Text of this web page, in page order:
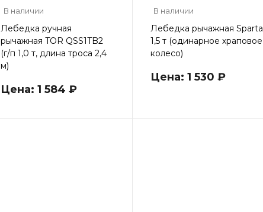
В наличии
Лебедка ручная
рычажная TOR QSS1TB2
(г/п 1,0 т, длина троса 2,4
м)
Цена: 1 584 ₽
В наличии
Лебедка рычажная Sparta
1,5 т (одинарное храповое
колесо)
Цена: 1 530 ₽